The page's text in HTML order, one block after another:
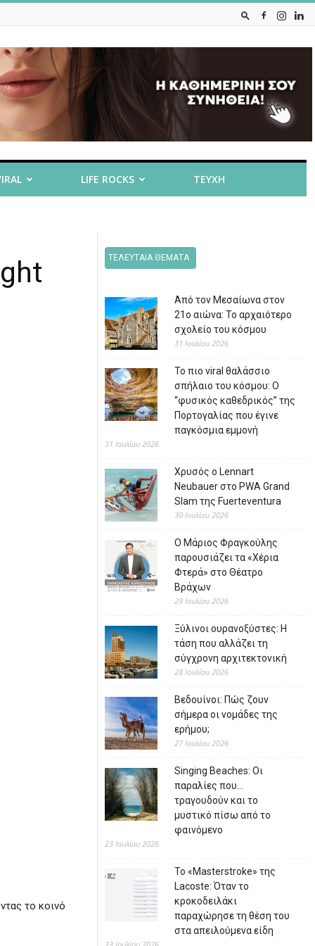
LIFE ROCKS ΤΕΥΧΗ
το κοινό
ΤΕΛΕΥΤΑΙΑ ΘΕΜΑΤΑ
Από τον Μεσαίωνα στον
21ο αιώνα: Το αρχαιότερο
σχολείο του κόσμου
31 Ιουλίου 2026
Το πιο viral θαλάσσιο
σπήλαιο του κόσμου: Ο
“φυσικός καθεδρικός” της
Πορτογαλίας που έγινε
παγκόσμια εμμονή
31 Ιουλίου 2026
Χρυσός ο Lennart
Neubauer στο PWA Grand
Slam της Fuerteventura
30 Ιουλίου 2026
Ο Μάριος Φραγκούλης
παρουσιάζει τα «Χέρια
Φτερά» στο Θέατρο
Βράχων
29 Ιουλίου 2026
Ξύλινοι ουρανοξύστες: Η
τάση που αλλάζει τη
σύγχρονη αρχιτεκτονική
28 Ιουλίου 2026
Βεδουίνοι: Πώς ζουν
σήμερα οι νομάδες της
ερήμου;
27 Ιουλίου 2026
Singing Beaches: Οι
παραλίες που…
τραγουδούν και το
μυστικό πίσω από το
φαινόμενο
23 Ιουλίου 2026
Το «Masterstroke» της
Lacoste: Όταν το
κροκοδειλάκι
παραχώρησε τη θέση του
στα απειλούμενα είδη